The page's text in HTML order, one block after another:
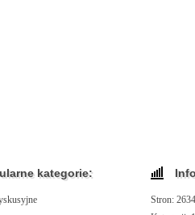
kategorie:
Stron: 2634